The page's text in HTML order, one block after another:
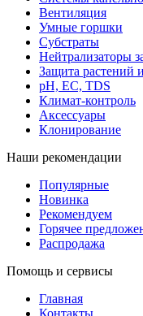
Вентиляция
Умные горшки
Субстраты
Нейтрализаторы
Защита растений
pH, EC, TDS
Климат-контроль
Аксессуары
Клонирование
Наши рекомендации
Популярные
Новинка
Рекомендуем
Горячее
Распродажа
Помощь и сервисы
Главная